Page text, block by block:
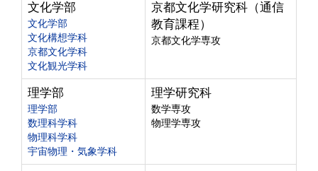
文化学部
文化学部
文化構想学科
京都文化学科
文化観光学科
京都文化学研究科（通信
教育課程）
京都文化学専攻
理学部
理学部
数理科学科
物理科学科
宇宙物理・気象学科
理学研究科
数学専攻
物理学専攻